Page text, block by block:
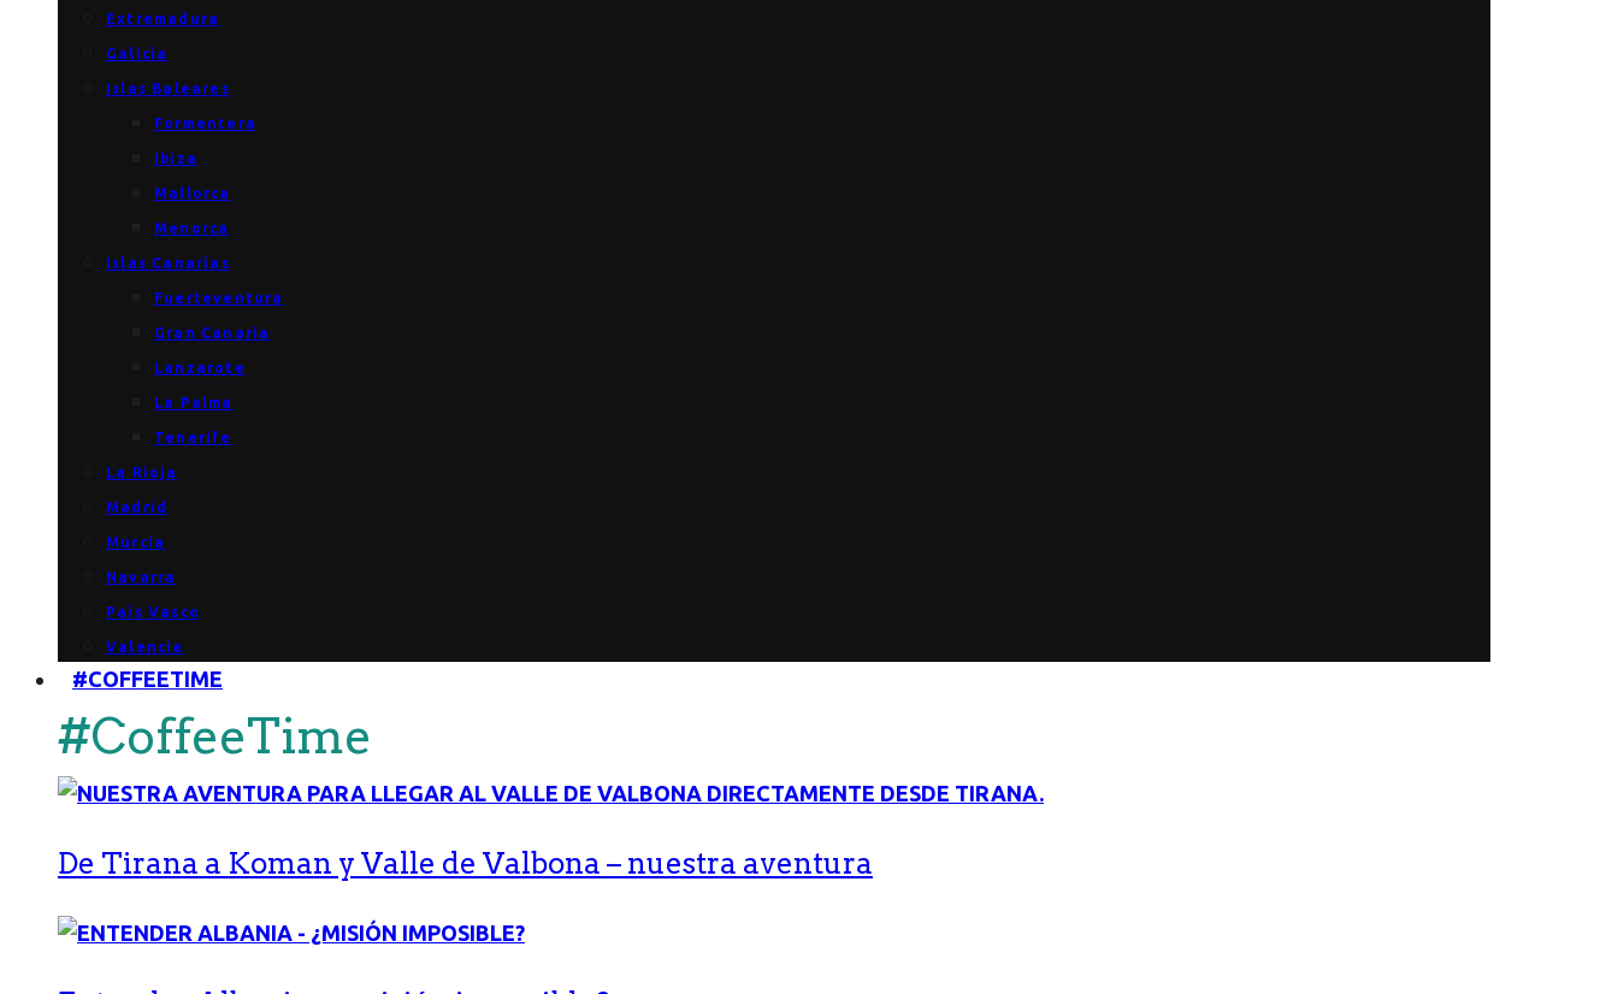
Extremadura
Galicia
Islas Baleares
Formentera
Ibiza
Mallorca
Menorca
Islas Canarias
Fuerteventura
Gran Canaria
Lanzarote
La Palma
Tenerife
La Rioja
Madrid
Murcia
Navarra
País Vasco
Valencia
#COFFEETIME
#CoffeeTime
De Tirana a Koman y Valle de Valbona – nuestra aventura